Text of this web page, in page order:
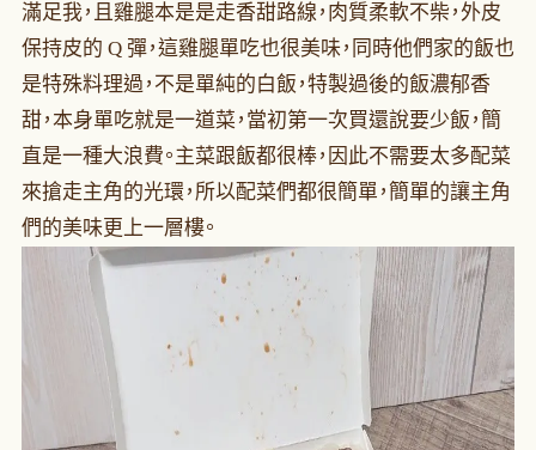
滿足我，且雞腿本是是走香甜路線，肉質柔軟不柴，外皮
保持皮的 Q 彈，這雞腿單吃也很美味，同時他們家的飯也
是特殊料理過，不是單純的白飯，特製過後的飯濃郁香
甜，本身單吃就是一道菜，當初第一次買還說要少飯，簡
直是一種大浪費。主菜跟飯都很棒，因此不需要太多配菜
來搶走主角的光環，所以配菜們都很簡單，簡單的讓主角
們的美味更上一層樓。